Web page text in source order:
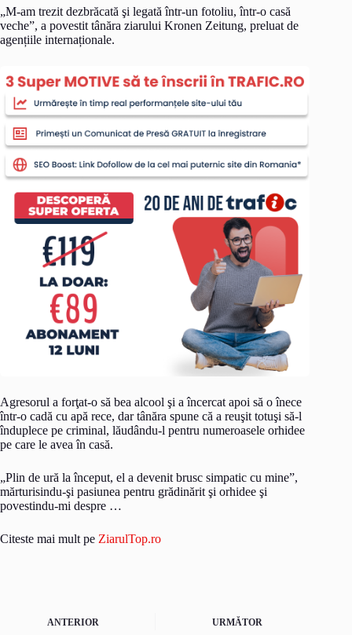
„M-am trezit dezbrăcată şi legată într-un fotoliu, într-o casă
veche”, a povestit tânăra ziarului Kronen Zeitung, preluat de
agențiile internaționale.
Agresorul a forţat-o să bea alcool şi a încercat apoi să o înece
într-o cadă cu apă rece, dar tânăra spune că a reuşit totuşi să-l
înduplece pe criminal, lăudându-l pentru numeroasele orhidee
pe care le avea în casă.
„Plin de ură la început, el a devenit brusc simpatic cu mine”,
mărturisindu-şi pasiunea pentru grădinărit şi orhidee şi
povestindu-mi despre …
Citeste mai mult pe ZiarulTop.ro
ANTERIOR URMĂTOR